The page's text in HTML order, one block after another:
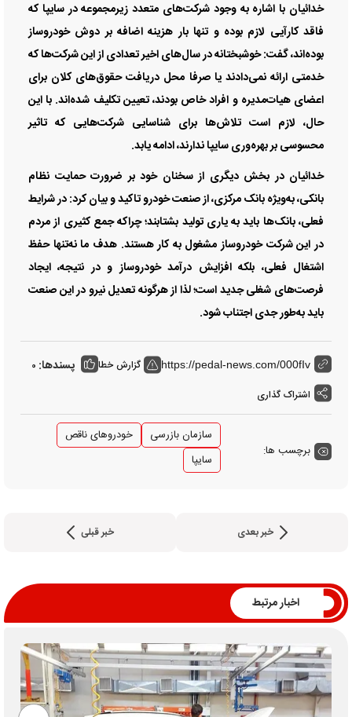
خدائیان با اشاره به وجود شرکت‌های متعدد زیرمجموعه در سایپا که
فاقد کارآیی لازم بوده و تنها بار هزینه اضافه بر دوش خودروساز
بوده‌اند، گفت: خوشبختانه در سال‌های اخیر تعدادی از این شرکت‌ها که
خدمتی ارائه نمی‌دادند یا صرفا محل دریافت حقوق‌های کلان برای
اعضای هیات‌مدیره و افراد خاص بودند، تعیین تکلیف شده‌اند. با این
حال، لازم است تلاش‌ها برای شناسایی شرکت‌هایی که تاثیر
محسوسی بر بهره‌وری سایپا ندارند، ادامه یابد.
خدائیان در بخش دیگری از سخنان خود بر ضرورت حمایت نظام
بانکی، به‌ویژه بانک مرکزی، از صنعت خودرو تاکید و بیان کرد: در شرایط
فعلی، بانک‌ها باید به یاری تولید بشتابند؛ چراکه جمع کثیری از مردم
در این شرکت خودروساز مشغول به کار هستند. هدف ما نه‌تنها حفظ
اشتغال فعلی، بلکه افزایش درآمد خودروساز و در نتیجه، ایجاد
فرصت‌های شغلی جدید است؛ لذا از هرگونه تعدیل نیرو در این صنعت
باید به‌طور جدی اجتناب شود.
https://pedal-news.com/000fIv گزارش خطا پسندها: 0
اشتراک گذاری
برچسب ها:
سازمان بازرسی
خودرو‌های ناقص
سایپا
خبر بعدی خبر قبلی
اخبار مرتبط